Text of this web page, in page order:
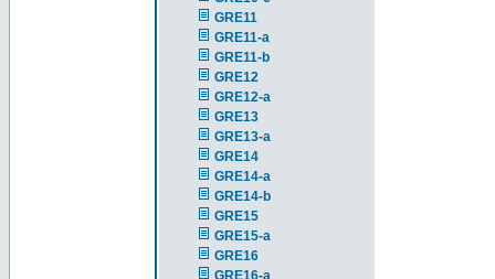
GRE11
GRE11-a
GRE11-b
GRE12
GRE12-a
GRE13
GRE13-a
GRE14
GRE14-a
GRE14-b
GRE15
GRE15-a
GRE16
GRE16-a